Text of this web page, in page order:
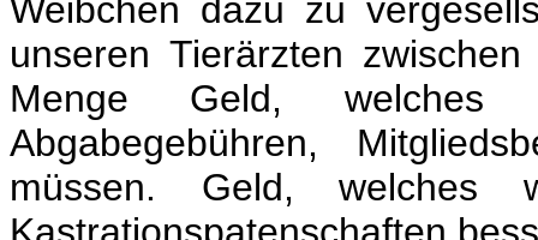
Weibchen dazu zu
unseren Tierärzten
Menge Geld, welches
Abgabegebühren,
müssen. Geld, welches